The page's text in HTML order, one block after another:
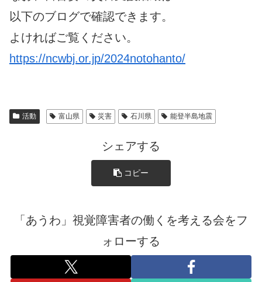
以下のブログで確認できます。
よければご覧ください。
https://ncwbj.or.jp/2024notohanto/
活動 富山県 災害 石川県 能登半島地震
シェアする
コピー
「あうわ」視覚障害者の働くを考える会をフ
ォローする